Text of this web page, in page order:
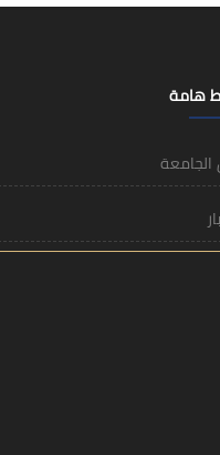
هامة
الجامعة